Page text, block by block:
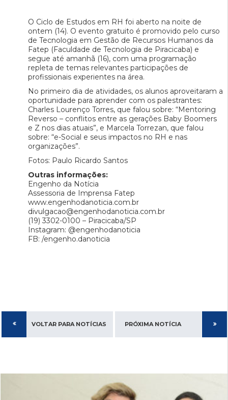
O Ciclo de Estudos em RH foi aberto na noite de
ontem (14). O evento gratuito é promovido pelo curso
de Tecnologia em Gestão de Recursos Humanos da
Fatep (Faculdade de Tecnologia de Piracicaba) e
segue até amanhã (16), com uma programação
repleta de temas relevantes participações de
profissionais experientes na área.
No primeiro dia de atividades, os alunos aproveitaram a
oportunidade para aprender com os palestrantes:
Charles Lourenço Torres, que falou sobre: “Mentoring
Reverso – conflitos entre as gerações Baby Boomers
e Z nos dias atuais”, e Marcela Torrezan, que falou
sobre: “e-Social e seus impactos no RH e nas
organizações”.
Fotos: Paulo Ricardo Santos
Outras informações:
Engenho da Notícia
Assessoria de Imprensa Fatep
www.engenhodanoticia.com.br
divulgacao@engenhodanoticia.com.br
(19) 3302-0100 – Piracicaba/SP
Instagram: @engenhodanoticia
FB: /engenho.danoticia
VOLTAR PARA NOTÍCIAS PRÓXIMA NOTÍCIA